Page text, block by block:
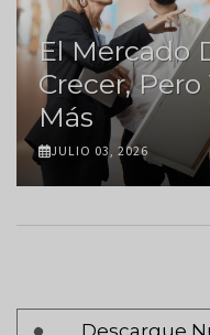
El Mercado
Crecer,
Más
JULIO 03, 2026
Paginación